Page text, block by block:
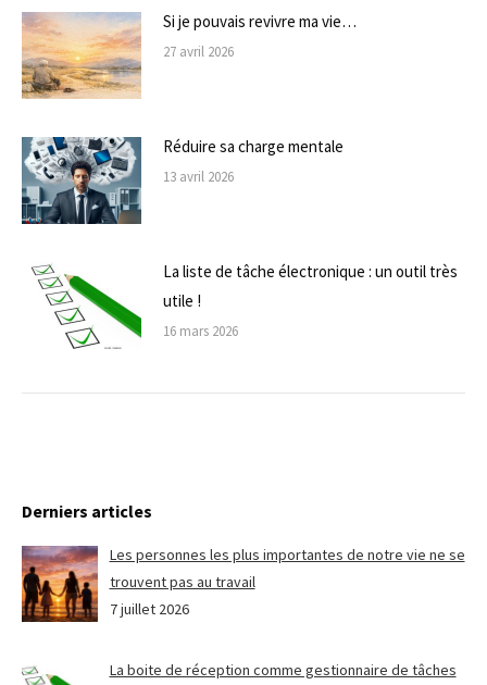
Si je pouvais revivre ma vie…
27 avril 2026
Réduire sa charge mentale
13 avril 2026
La liste de tâche électronique : un outil très
utile !
16 mars 2026
Derniers articles
Les personnes les plus importantes de notre vie ne se
trouvent pas au travail
7 juillet 2026
La boite de réception comme gestionnaire de tâches